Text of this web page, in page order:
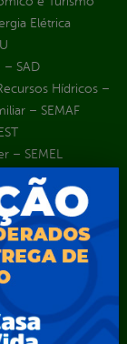
Elétrica
– SAD
Hídricos –
– SEMAF
– SEMEL
– SEMA
Gestão – SEPLAG
– SEMRI
– SEMUSP
de Serra